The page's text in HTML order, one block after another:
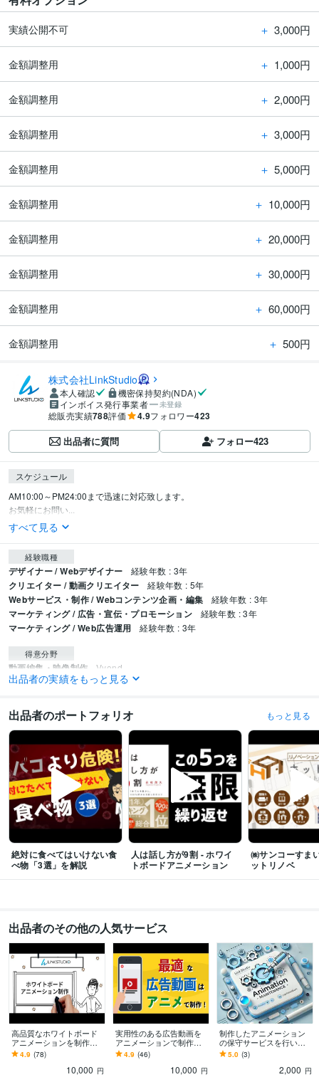
実績公開不可 ＋ 3,000円
金額調整用 ＋ 1,000円
金額調整用 ＋ 2,000円
金額調整用 ＋ 3,000円
金額調整用 ＋ 5,000円
金額調整用 ＋ 10,000円
金額調整用 ＋ 20,000円
金額調整用 ＋ 30,000円
金額調整用 ＋ 60,000円
金額調整用 ＋ 500円
株式会社LinkStudio
本人確認
機密保持契約(NDA)
インボイス発行事業者
未登録
総販売実績788評価 4.9フォロワー423
出品者に質問 フォロー423
スケジュール
AM10:00～PM24:00まで迅速に対応致します。
お気軽にお問い...
すべて見る
経験職種
デザイナー / Webデザイナー 経験年数 : 3年
クリエイター / 動画クリエイター 経験年数 : 5年
Webサービス・制作 / Webコンテンツ企画・編集 経験年数 : 3年
マーケティング / 広告・宣伝・プロモーション 経験年数 : 3年
マーケティング / Web広告運用 経験年数 : 3年
得意分野
動画編集・映像制作 Vyond
アニメーション 動画編集 YouTube
サービス
ホームページ
出品者の実績をもっと見る
出品者のポートフォリオ もっと見る
絶対に食べてはいけない食
べ物「3選」を解説
人は話し方が9割 - ホワイ
トボードアニメーション
㈱サンコーすま
ットリノベ
出品者のその他の人気サービス
高品質なホワイトボード
アニメーションを制作し
ます 3～5日で迅速に制作
可能！企業PR・広告・Yo
4.9 (78)
10,000 円
実用性のある広告動画を
アニメーションで制作致
します YouTube・Instagra
m・TikTok等で使用可能
4.9 (46)
10,000 円
制作したアニメーション
の保守サービスを行いま
す サービス内容を必ずご
確認ください
5.0 (3)
2,000 円